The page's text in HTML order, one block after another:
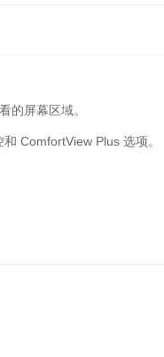
的屏幕区域。
ComfortView Plus 选项。